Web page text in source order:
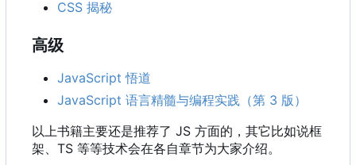
CSS 揭秘
高级
JavaScript 悟道
JavaScript 语言精髓与编程实践（第 3 版）
以上书籍主要还是推荐了 JS 方面的 ， 其它比如说框
架、TS 等等技术会在各自章节为大家介绍。